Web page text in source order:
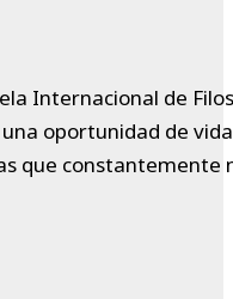
Internacional de
oportunidad de
que constantemente